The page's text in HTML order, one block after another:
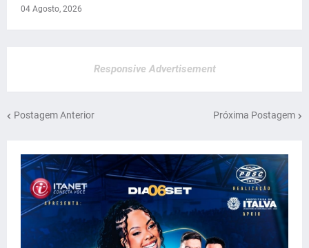
04 Agosto, 2026
Responsive Advertisement
Postagem Anterior Próxima Postagem